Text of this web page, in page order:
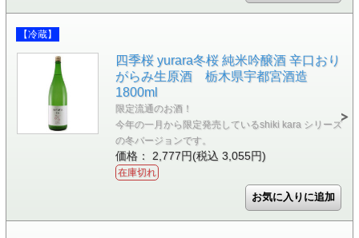
【冷蔵】
四季桜 yurara冬桜 純米吟醸酒 辛口おり
がらみ生原酒 栃木県宇都宮酒造
1800ml
限定流通のお酒！
今年の一月から限定発売しているshiki kara シリーズ
の冬バージョンです。
価格： 2,777円(税込 3,055円)
在庫切れ